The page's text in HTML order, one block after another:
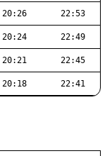
20:26 22:53
20:24 22:49
20:21 22:45
20:18 22:41